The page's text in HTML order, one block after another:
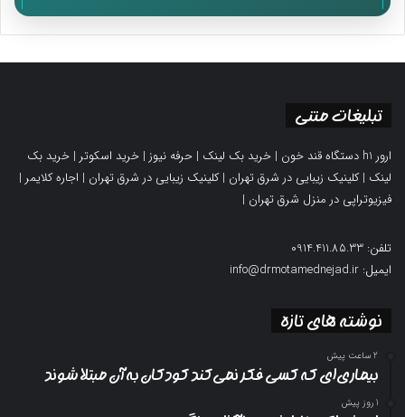
تبلیغات متنی
ارور h1 دستگاه قند خون | خرید بک لینک | حرفه نیوز | خرید اسکوتر | خرید بک
لینک |کلینیک زیبایی در شرق تهران |کلینیک زیبایی در شرق تهران | اجاره کلایمر |
فیزیوتراپی در منزل شرق تهران |
تلفن: 0914.411.85.33
ایمیل: info@drmotamednejad.ir
نوشته های تازه
2 ساعت پیش
بیماری‌ای که کسی فکر نمی‌کند کودکان به آن مبتلا شوند
1 روز پیش